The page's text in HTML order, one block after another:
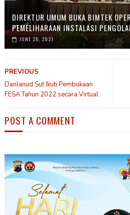
DIREKTUR UMUM BUKA BIMTEK
PEMELIHARAAN INSTALASI
JUNE 26, 2021
PREVIOUS
Danlanud Sut Ikuti Pembukaan
FESA Tahun 2022 secara Virtual
POST A COMMENT